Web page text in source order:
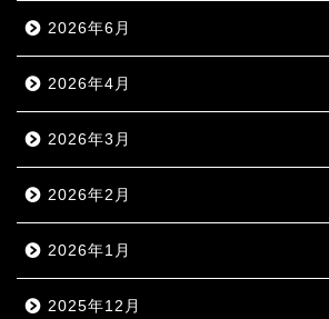
2026年6月
2026年4月
2026年3月
2026年2月
2026年1月
2025年12月